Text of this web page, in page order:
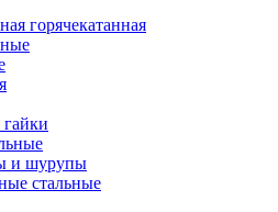
горячекатанная
и шурупы
стальные